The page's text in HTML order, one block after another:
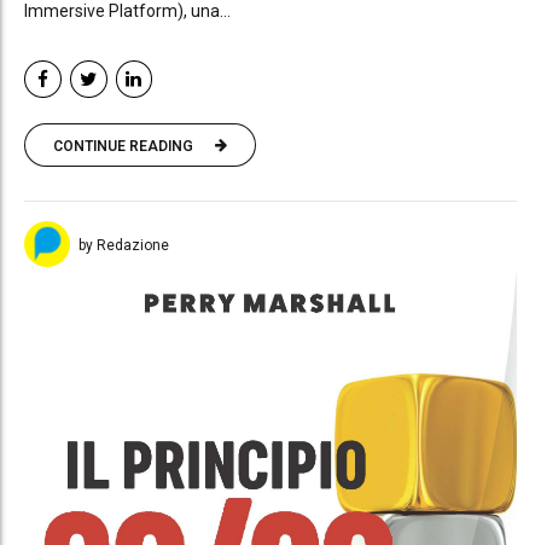
Immersive Platform), una...
CONTINUE READING
by Redazione